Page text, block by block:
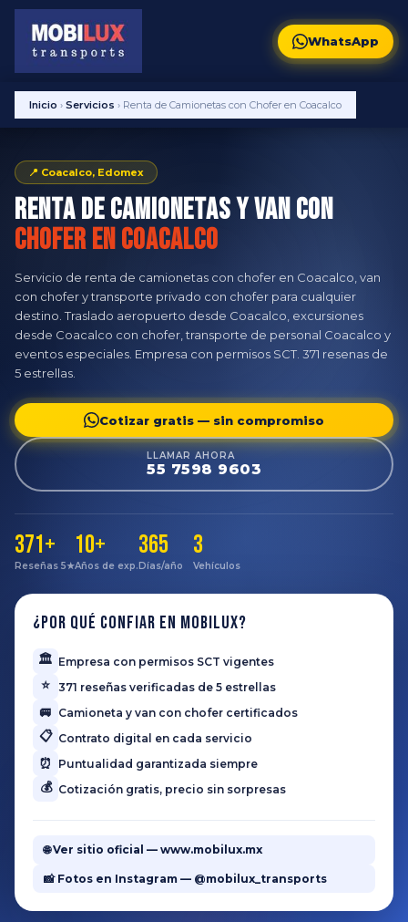
WhatsApp
Inicio › Servicios › Renta de Camionetas con Chofer en Coacalco
📍 Coacalco, Edomex
Renta de Camionetas y Van con
Chofer en Coacalco
Servicio de renta de camionetas con chofer en Coacalco, van
con chofer y transporte privado con chofer para cualquier
destino. Traslado aeropuerto desde Coacalco, excursiones
desde Coacalco con chofer, transporte de personal Coacalco y
eventos especiales. Empresa con permisos SCT. 371 resenas de
5 estrellas.
Cotizar gratis — sin compromiso
LLAMAR AHORA
55 7598 9603
371+
Reseñas 5★
10+
Años de exp.
365
Días/año
3
Vehículos
¿Por qué confiar en Mobilux?
🏛️ Empresa con permisos SCT vigentes
⭐ 371 reseñas verificadas de 5 estrellas
🚐 Camioneta y van con chofer certificados
📋 Contrato digital en cada servicio
⏰ Puntualidad garantizada siempre
💰 Cotización gratis, precio sin sorpresas
🌐 Ver sitio oficial — www.mobilux.mx
📸 Fotos en Instagram — @mobilux_transports